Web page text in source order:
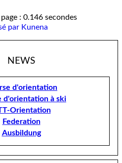
: 0.146 secondes
par Kunena
NEWS
d'orientation
d'orientation à ski
Orientation
Federation
Ausbildung